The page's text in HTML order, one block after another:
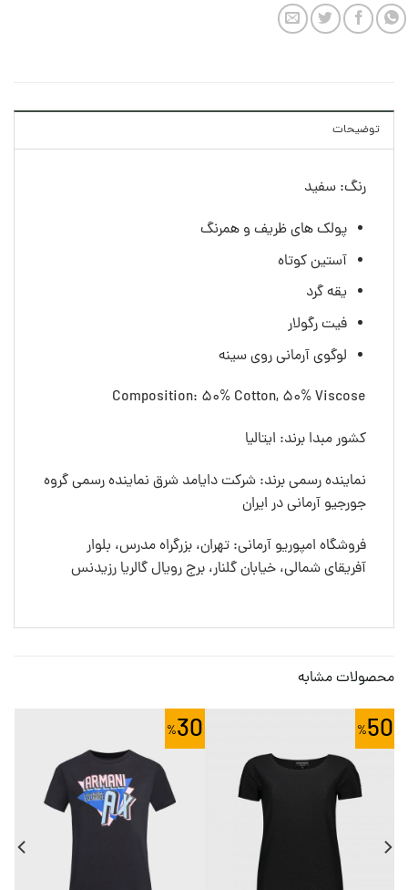
توضیحات
رنگ: سفید
پولک های ظریف و همرنگ
آستین کوتاه
یقه گرد
فیت رگولار
لوگوی آرمانی روی سینه
Composition: 50% Cotton, 50% Viscose
کشور مبدا برند: ایتالیا
نماینده رسمی برند: شرکت دایامد شرق نماینده رسمی گروه
جورجیو آرمانی در ایران
فروشگاه امپوریو آرمانی: تهران، بزرگراه مدرس، بلوار
آفریقای شمالی، خیابان گلنار، برج رویال گالریا رزیدنس
محصولات مشابه
50
30